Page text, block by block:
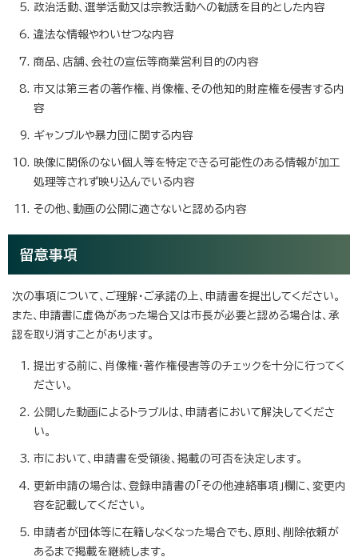
政治活動、選挙活動又は宗教活動への勧誘を目的とした内容
違法な情報やわいせつな内容
商品、店舗、会社の宣伝等商業営利目的の内容
市又は第三者の著作権、肖像権、その他知的財産権を侵害する内
容
ギャンブルや暴力団に関する内容
映像に関係のない個人等を特定できる可能性のある情報が加工
処理等されず映り込んでいる内容
その他、動画の公開に適さないと認める内容
留意事項
次の事項について、ご理解・ご承諾の上、申請書を提出してください。
また、申請書に虚偽があった場合又は市長が必要と認める場合は、承
認を取り消すことがあります。
提出する前に、肖像権・著作権侵害等のチェックを十分に行ってく
ださい。
公開した動画によるトラブルは、申請者において解決してくださ
い。
市において、申請書を受領後、掲載の可否を決定します。
更新申請の場合は、登録申請書の「その他連絡事項」欄に、変更内
容を記載してください。
申請者が団体等に在籍しなくなった場合でも、原則、削除依頼が
あるまで掲載を継続します。